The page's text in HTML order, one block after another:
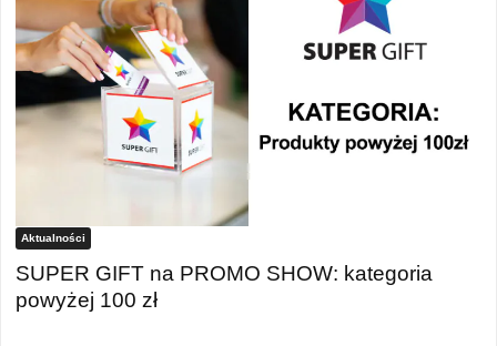
Aktualności
SUPER GIFT na PROMO SHOW: kategoria
powyżej 100 zł